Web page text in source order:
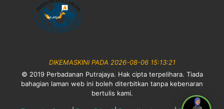
DIKEMASKINI PADA 2026-08-06 15:13:21
© 2019 Perbadanan Putrajaya. Hak cipta terpelihara. Tiada
bahagian laman web ini boleh diterbitkan tanpa kebenaran
bertulis kami.